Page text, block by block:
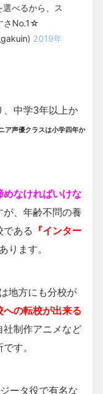
べるから、ス
さNo.1☆
2019年
、中学3年以上か
ア声優クラスは小学四年か
めなければいけな
が、年齢不問の養
である 『インター
ります。
地方にも分校が
の転校が出来る
社制作アニメなど
す。
ータ役で有名な